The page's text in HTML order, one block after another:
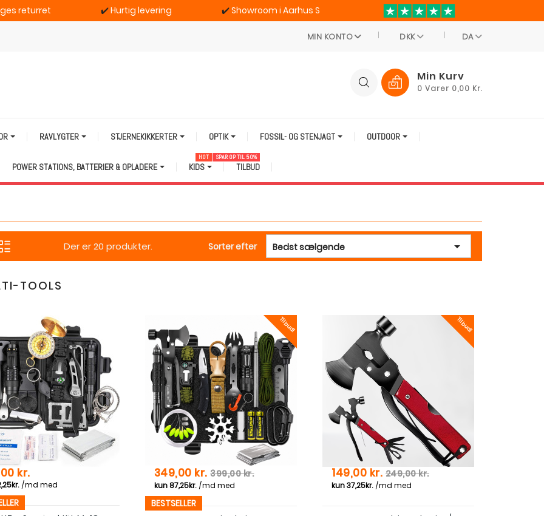
returret ✔️Hurtig levering ✔️Showroom i Aarhus S
MIN KONTO DKK DA
Min Kurv
0 Varer 0,00 Kr.
RAVLYGTER STJERNEKIKKERTER OPTIK FOSSIL- OG STENJAGT OUTDOOR
POWER STATIONS, BATTERIER & OPLADERE KIDS
HOT
TILBUD
SPAR OP TIL 50%
Der er 20 produkter. Sorter efter Bedst sælgende 
TOOLS
kr.
Tilbud!
Pris
349,00 kr. Normal pris
399,00 kr.
BESTSELLER
Tilbud!
Pris
149,00 kr. Normal pris
249,00 kr.